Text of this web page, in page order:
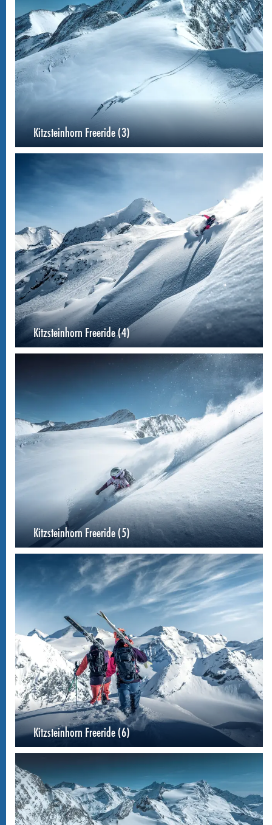
Kitzsteinhorn Freeride (3)
Kitzsteinhorn Freeride (4)
Kitzsteinhorn Freeride (5)
Kitzsteinhorn Freeride (6)